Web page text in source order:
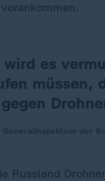
wird es
müssen,
Russland